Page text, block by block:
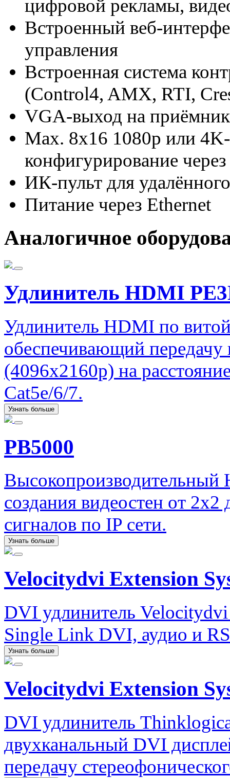
цифровой рекламы,
Встроенный веб-
управления
Встроенная система
(Control4, AMX, RTI,
VGA-выход на
Max. 8x16 1080p или 4K-
конфигурирование
ИК-пульт для
Питание через Ethernet
Аналогичное
Удлинитель HDMI
Удлинитель HDMI по
обеспечивающий
(4096x2160p) на
Cat5e/6/7.
Узнать больше
PB5000
Высокопроизводительный
создания видеостен от
сигналов по IP сети.
Узнать больше
Velocitydvi Extension
DVI удлинитель Velocitydvi
Single Link DVI, аудио и
Узнать больше
Velocitydvi Extension
DVI удлинитель
двухканальный DVI
передачу